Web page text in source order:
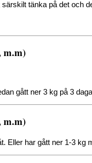
tänka på det och
m.m)
gått ner 3 kg på 3
m.m)
Eller har gått ner 1-3 kg